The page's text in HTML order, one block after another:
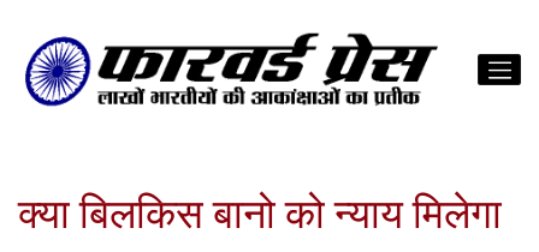
क्या बिलकिस बानो को न्याय मिलेगा